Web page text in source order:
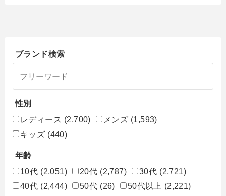
ブランド検索
性別
レディース (2,700) メンズ (1,593)
キッズ (440)
年齢
10代 (2,051) 20代 (2,787) 30代 (2,721)
40代 (2,444) 50代 (26) 50代以上 (2,221)